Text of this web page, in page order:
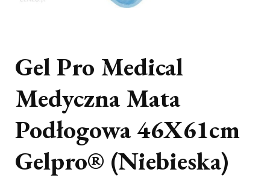
Gel Pro Medical
Medyczna Mata
Podłogowa 46X61cm
Gelpro® (Niebieska)